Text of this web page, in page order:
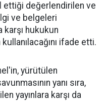
ettiği değerlendirilen ve
ve belgeleri
karşı hukukun
ifade etti.
yürütülen
yanı sıra,
yayınlara karşı da